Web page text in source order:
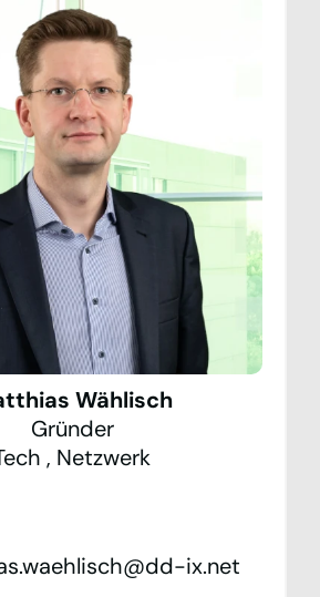
Wählisch
Gründer
, Netzwerk
ix.net